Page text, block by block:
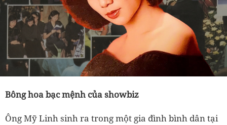
Bông hoa bạc mệnh của showbiz
Ông Mỹ Linh sinh ra trong một gia đình bình dân tại